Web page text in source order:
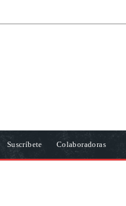
Suscríbete Colaboradoras